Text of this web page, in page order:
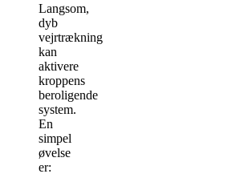
Langsom,
dyb
vejrtrækning
kan
aktivere
kroppens
beroligende
system.
En
simpel
øvelse
er: